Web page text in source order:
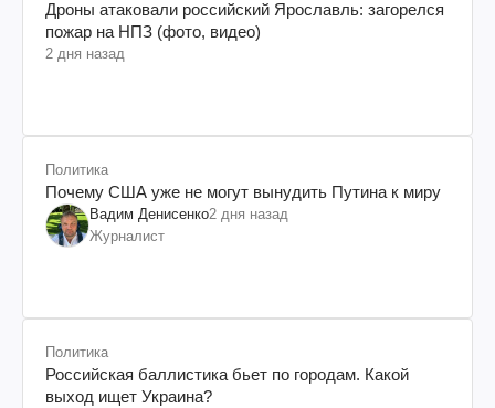
Дроны атаковали российский Ярославль: загорелся
пожар на НПЗ (фото, видео)
2 дня назад
Политика
Почему США уже не могут вынудить Путина к миру
Вадим Денисенко2 дня назад
Журналист
Политика
Российская баллистика бьет по городам. Какой
выход ищет Украина?